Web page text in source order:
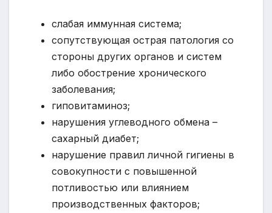
слабая иммунная система;
сопутствующая острая патология со
стороны других органов и систем
либо обострение хронического
заболевания;
гиповитаминоз;
нарушения углеводного обмена –
сахарный диабет;
нарушение правил личной гигиены в
совокупности с повышенной
потливостью или влиянием
производственных факторов;